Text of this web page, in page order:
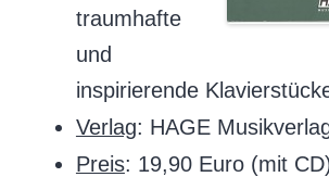
traumhafte
und
inspirierende
Verlag: HAGE
Preis: 19,90 Euro (mit